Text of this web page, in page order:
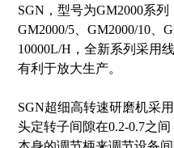
SGN ，型号为GM2000系列
GM2000/5、GM2000/10、
10000L/H，全新系列采用
有利于放大生产。
SGN超细高转速研磨机采
头定转子间隙在0.2-0.7之